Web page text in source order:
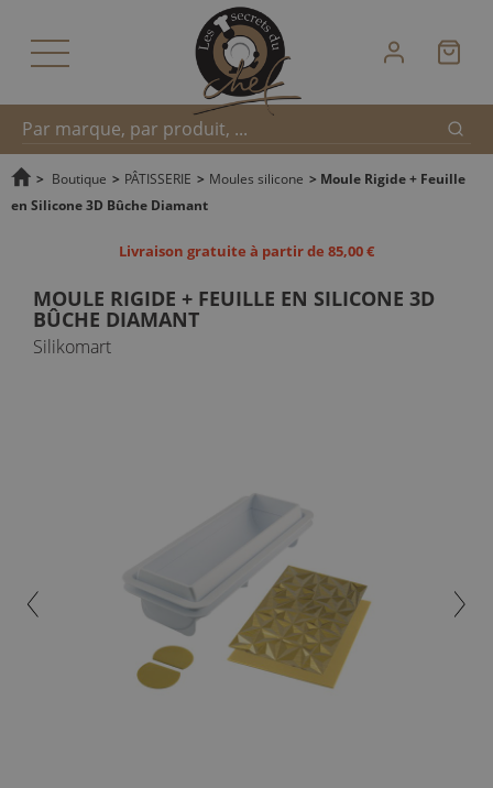
Recherche
> Boutique > PÂTISSERIE > Moules silicone > Moule Rigide + Feuille
en Silicone 3D Bûche Diamant
Livraison gratuite à partir de 85,00 €
MOULE RIGIDE + FEUILLE EN SILICONE 3D
BÛCHE DIAMANT
Silikomart